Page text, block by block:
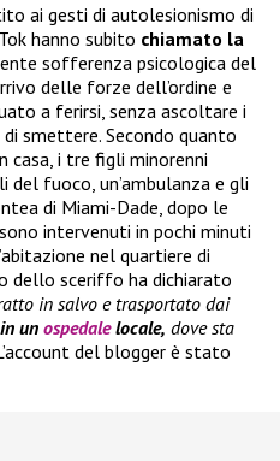
ai gesti di autolesionismo di
hanno subito chiamato la
sofferenza psicologica del
delle forze dell’ordine e
a ferirsi, senza ascoltare i
smettere. Secondo quanto
i tre figli minorenni
del fuoco, un’ambulanza e gli
di Miami-Dade, dopo le
intervenuti in pochi minuti
nel quartiere di
dello sceriffo ha dichiarato
in salvo e trasportato dai
un ospedalelocale, dove sta
del blogger è stato